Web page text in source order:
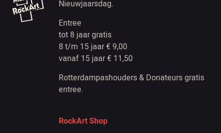
Nieuwjaarsdag.
Entree
tot 8 jaar gratis
8 t/m 15 jaar € 9,00
vanaf 15 jaar € 11,50
Rotterdampashouders & Donateurs gratis
entree.
RockArt Shop